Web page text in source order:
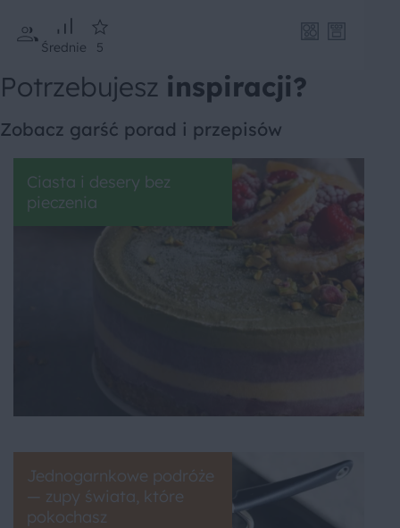
Średnie 5
Potrzebujesz inspiracji?
Zobacz garść porad i przepisów
Ciasta i desery bez
pieczenia
Jednogarnkowe podróże
— zupy świata, które
pokochasz